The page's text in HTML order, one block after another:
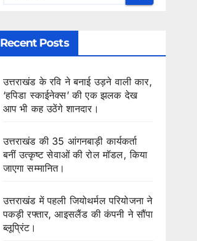
Recent Posts
उत्तराखंड के रवि ने बनाई उड़ने वाली कार,
‘हपिडा स्काईनेक्स’ की एक झलक देख
आप भी कह उठेंगे शानदार।
उत्तराखंड की 35 आंगनबाड़ी कार्यकर्ता
बनीं उत्कृष्ट सेवाओं की रोल मॉडल, किया
जाएगा सम्मानित।
उत्तराखंड में पहली जियोथर्मल परियोजना ने
पकड़ी रफ्तार, आइसलैंड की कंपनी ने सौंपा
ब्लूप्रिंट।